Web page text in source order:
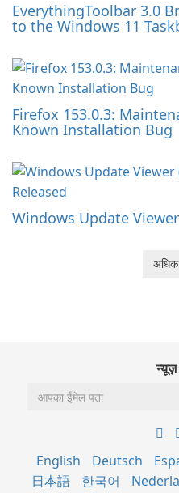
EverythingToolbar 3.0
to the Windows 11
Firefox 153.0.3:
Known Installation Bug
Windows Update
अधिक
English Deutsch
日本語
한국어